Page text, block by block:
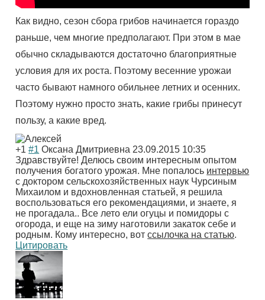
Как видно, сезон сбора грибов начинается гораздо
раньше, чем многие предполагают. При этом в мае
обычно складываются достаточно благоприятные
условия для их роста. Поэтому весенние урожаи
часто бывают намного обильнее летних и осенних.
Поэтому нужно просто знать, какие грибы принесут
пользу, а какие вред.
+1 #1 Оксана Дмитриевна 23.09.2015 10:35
Здравствуйте! Делюсь своим интересным опытом
получения богатого урожая. Мне попалось интервью
с доктором сельскохозяйственных наук Чурсиным
Михаилом и вдохновленная статьей, я решила
воспользоваться его рекомендациями, и знаете, я
не прогадала.. Все лето ели огуцы и помидоры с
огорода, и еще на зиму наготовили закаток себе и
родным. Кому интересно, вотссылочка на статью.
Цитировать